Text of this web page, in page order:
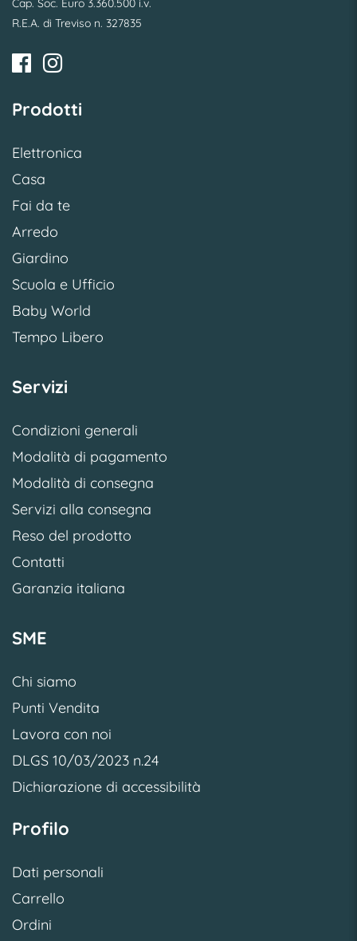
Cap. Soc. Euro 3.360.500 i.v.
R.E.A. di Treviso n. 327835
Prodotti
Elettronica
Casa
Fai da te
Arredo
Giardino
Scuola e Ufficio
Baby World
Tempo Libero
Servizi
Condizioni generali
Modalità di pagamento
Modalità di consegna
Servizi alla consegna
Reso del prodotto
Contatti
Garanzia italiana
SME
Chi siamo
Punti Vendita
Lavora con noi
DLGS 10/03/2023 n.24
Dichiarazione di accessibilità
Profilo
Dati personali
Carrello
Ordini